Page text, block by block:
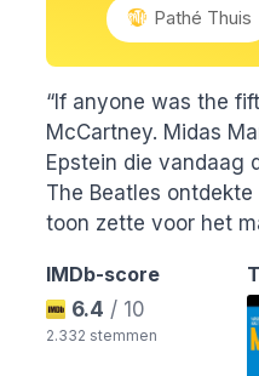
Pathé Thuis
“If anyone was the
McCartney. Midas
Epstein die vandaag
The Beatles
toon zette voor het
IMDb-score
6.4 / 10
2.332 stemmen